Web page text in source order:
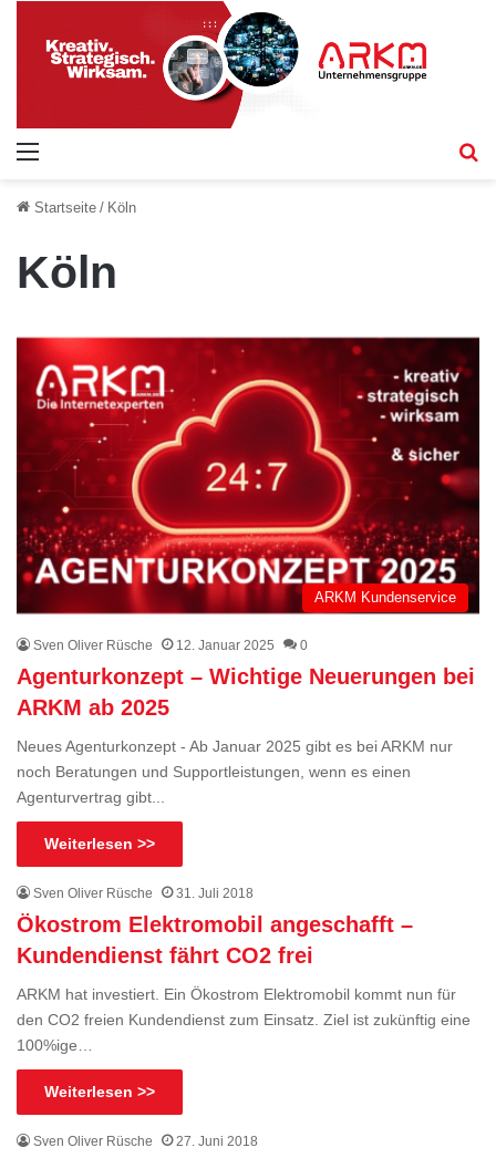
Startseite / Köln
Köln
ARKM Kundenservice
Sven Oliver Rüsche 12. Januar 2025 0
Agenturkonzept – Wichtige Neuerungen bei
ARKM ab 2025
Neues Agenturkonzept - Ab Januar 2025 gibt es bei ARKM nur
noch Beratungen und Supportleistungen, wenn es einen
Agenturvertrag gibt...
Weiterlesen >>
Sven Oliver Rüsche 31. Juli 2018
Ökostrom Elektromobil angeschafft –
Kundendienst fährt CO2 frei
ARKM hat investiert. Ein Ökostrom Elektromobil kommt nun für
den CO2 freien Kundendienst zum Einsatz. Ziel ist zukünftig eine
100%ige…
Weiterlesen >>
Sven Oliver Rüsche 27. Juni 2018